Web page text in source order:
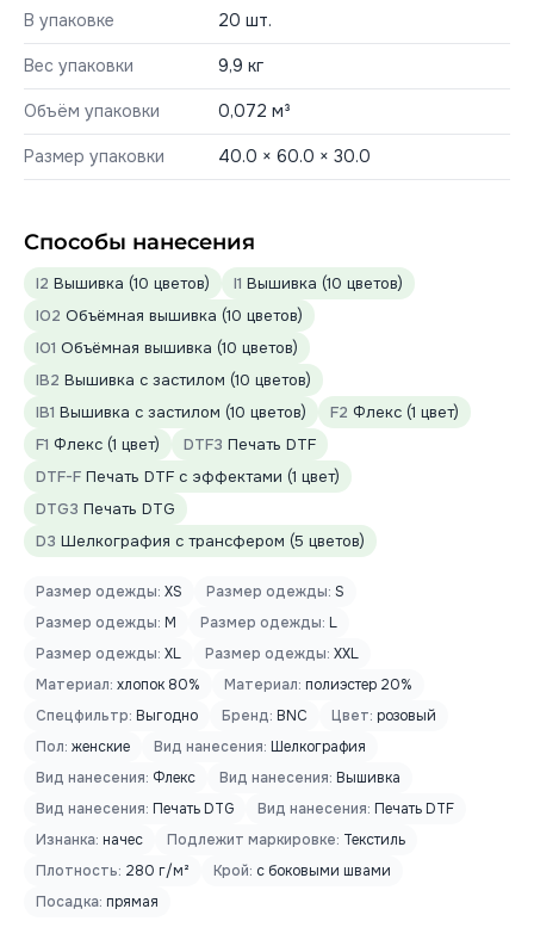
В упаковке 20 шт.
Вес упаковки 9,9 кг
Объём упаковки 0,072 м³
Размер упаковки 40.0 × 60.0 × 30.0
Способы нанесения
I2 Вышивка (10 цветов) I1 Вышивка (10 цветов)
IO2 Объёмная вышивка (10 цветов)
IO1 Объёмная вышивка (10 цветов)
IB2 Вышивка с застилом (10 цветов)
IB1 Вышивка с застилом (10 цветов) F2 Флекс (1 цвет)
F1 Флекс (1 цвет) DTF3 Печать DTF
DTF-F Печать DTF с эффектами (1 цвет)
DTG3 Печать DTG
D3 Шелкография с трансфером (5 цветов)
Размер одежды: XS Размер одежды: S
Размер одежды: M Размер одежды: L
Размер одежды: XL Размер одежды: XXL
Материал: хлопок 80% Материал: полиэстер 20%
Спецфильтр: Выгодно Бренд: BNC Цвет: розовый
Пол: женские Вид нанесения: Шелкография
Вид нанесения: Флекс Вид нанесения: Вышивка
Вид нанесения: Печать DTG Вид нанесения: Печать DTF
Изнанка: начес Подлежит маркировке: Текстиль
Плотность: 280 г/м² Крой: с боковыми швами
Посадка: прямая